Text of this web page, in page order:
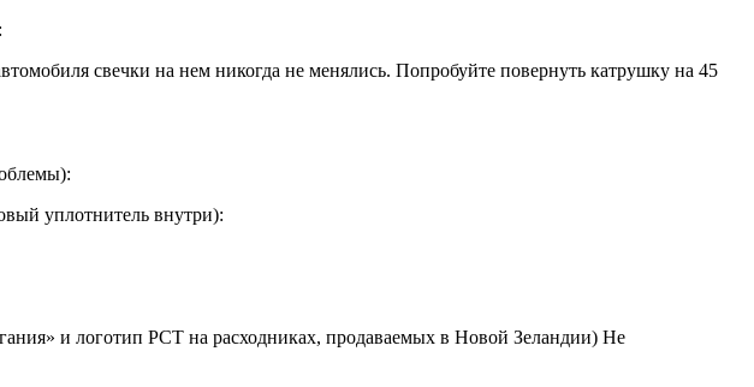
свечки на нем никогда не менялись. Попробуйте повернуть катрушку на 45
уплотнитель внутри):
и логотип РСТ на расходниках, продаваемых в Новой Зеландии) Не